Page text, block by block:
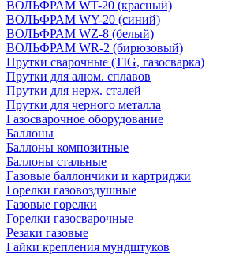
ВОЛЬФРАМ WT-20 (красный)
ВОЛЬФРАМ WY-20 (синий)
ВОЛЬФРАМ WZ-8 (белый)
ВОЛЬФРАМ WR-2 (бирюзовый)
Прутки сварочные (TIG, газосварка)
Прутки для алюм. сплавов
Прутки для нерж. сталей
Прутки для черного металла
Газосварочное оборудование
Баллоны
Баллоны композитные
Баллоны стальные
Газовые баллончики и картриджи
Горелки газовоздушные
Газовые горелки
Горелки газосварочные
Резаки газовые
Гайки крепления мундштуков